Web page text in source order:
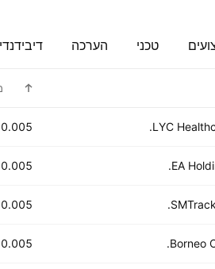
טכני הערכה
LYC
0.005
EA
0.005
0.005
Borneo
0.005